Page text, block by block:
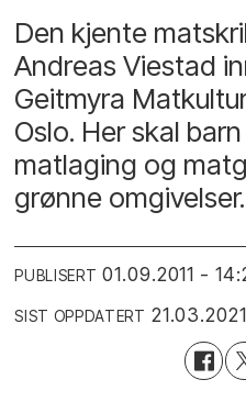
Den kjente
Andreas Viestad
Geitmyra
Oslo. Her skal
matlaging og
grønne
PUBLISERT 01.09.2011 -
SIST OPPDATERT